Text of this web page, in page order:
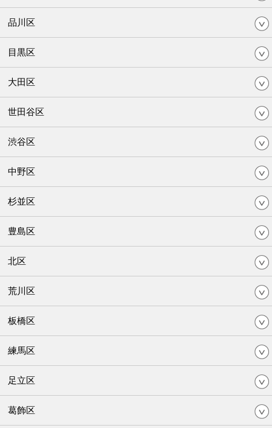
品川区
目黒区
大田区
世田谷区
渋谷区
中野区
杉並区
豊島区
北区
荒川区
板橋区
練馬区
足立区
葛飾区